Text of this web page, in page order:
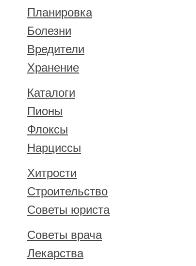
Планировка
Болезни
Вредители
Хранение
Каталоги
Пионы
Флоксы
Нарциссы
Хитрости
Строительство
Советы юриста
Советы врача
Лекарства